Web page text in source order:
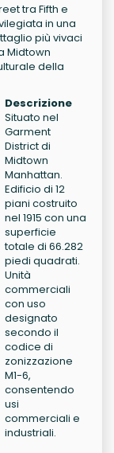
tra Fifth e
in una
più vivaci
Midtown
della
Descrizione
Situato nel
Garment
District di
Midtown
Manhattan.
Edificio di 12
piani costruito
nel 1915 con una
superficie
totale di 66.282
piedi quadrati.
Unità
commerciali
con uso
designato
secondo il
codice di
zonizzazione
M1-6,
consentendo
usi
commerciali e
industriali.